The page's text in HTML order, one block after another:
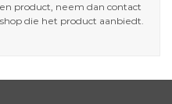
product, neem dan contact
die het product aanbiedt.